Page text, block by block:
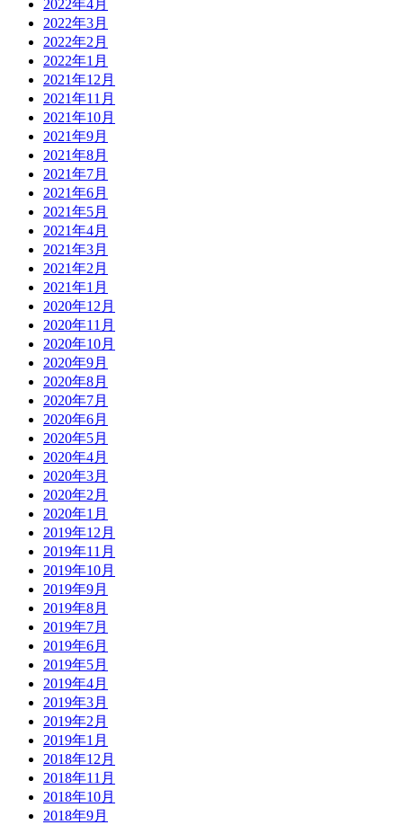
2022年4月
2022年3月
2022年2月
2022年1月
2021年12月
2021年11月
2021年10月
2021年9月
2021年8月
2021年7月
2021年6月
2021年5月
2021年4月
2021年3月
2021年2月
2021年1月
2020年12月
2020年11月
2020年10月
2020年9月
2020年8月
2020年7月
2020年6月
2020年5月
2020年4月
2020年3月
2020年2月
2020年1月
2019年12月
2019年11月
2019年10月
2019年9月
2019年8月
2019年7月
2019年6月
2019年5月
2019年4月
2019年3月
2019年2月
2019年1月
2018年12月
2018年11月
2018年10月
2018年9月